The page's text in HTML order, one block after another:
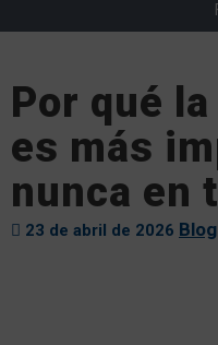
Por qué
es más
nunca en
23 de abril de 2026 Blog